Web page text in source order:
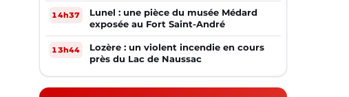
14h37
Lunel : une pièce du musée Médard
exposée au Fort Saint-André
13h44
Lozère : un violent incendie en cours
près du Lac de Naussac